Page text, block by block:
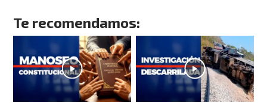
Te recomendamos: